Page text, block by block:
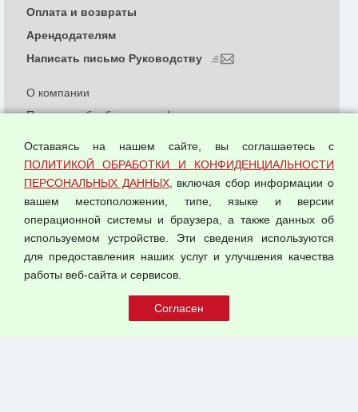
© 2026 ООО "Феникс"
О компании
Политика обработки и конфиденциальности
Согласием на обработку персональных данных
Оферта оптовой купли-продажи
Публичная оферта
Оплата и возвраты
Арендодателям
Написать письмо Руководству
Оставаясь на нашем сайте, вы соглашаетесь с
ПОЛИТИКОЙ ОБРАБОТКИ И КОНФИДЕНЦИАЛЬНОСТИ
ПЕРСОНАЛЬНЫХ ДАННЫХ, включая сбор информации о
вашем местоположении, типе, языке и версии
операционной системы и браузера, а также данных об
используемом устройстве. Эти сведения используются
для предоставления наших услуг и улучшения качества
работы веб-сайта и сервисов.